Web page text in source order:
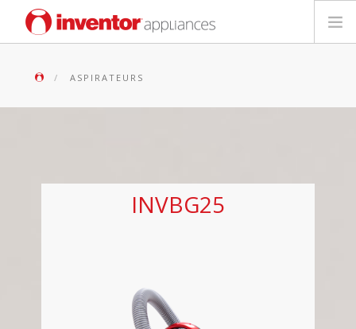
English
ASPIRATEURS
INVBG25